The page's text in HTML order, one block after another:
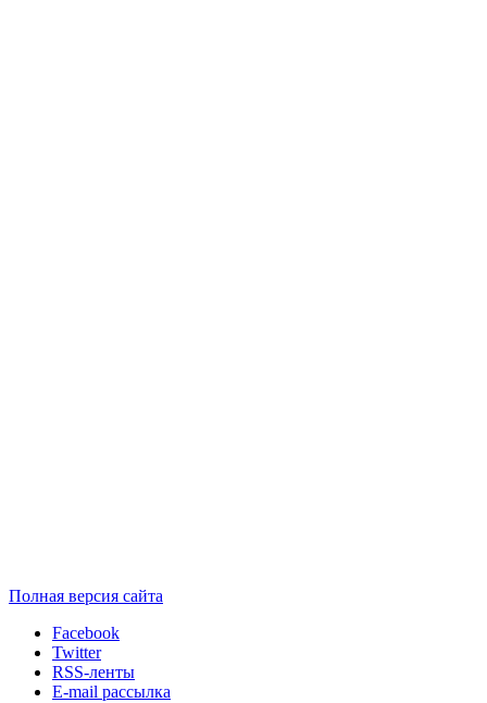
Полная версия сайта
Facebook
Twitter
RSS-ленты
E-mail рассылка